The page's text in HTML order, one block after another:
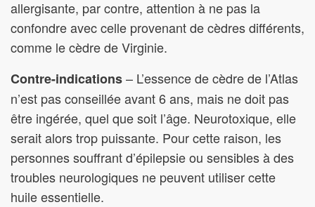
allergisante, par contre, attention à ne pas la
confondre avec celle provenant de cèdres différents,
comme le cèdre de Virginie.
Contre-indications– L’essence de cèdre de l’Atlas
n’est pas conseillée avant 6 ans, mais ne doit pas
être ingérée, quel que soit l’âge. Neurotoxique, elle
serait alors trop puissante. Pour cette raison, les
personnes souffrant d’épilepsie ou sensibles à des
troubles neurologiques ne peuvent utiliser cette
huile essentielle.